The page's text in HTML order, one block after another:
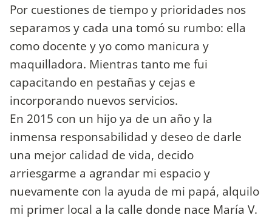
Por cuestiones de tiempo y prioridades nos
separamos y cada una tomó su rumbo: ella
como docente y yo como manicura y
maquilladora. Mientras tanto me fui
capacitando en pestañas y cejas e
incorporando nuevos servicios.
En 2015 con un hijo ya de un año y la
inmensa responsabilidad y deseo de darle
una mejor calidad de vida, decido
arriesgarme a agrandar mi espacio y
nuevamente con la ayuda de mi papá, alquilo
mi primer local a la calle donde nace María V.